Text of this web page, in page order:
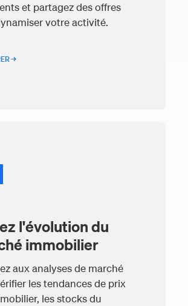
et partagez des offres
votre activité.
→
l'évolution du
immobilier
aux analyses de marché
les tendances de prix
les stocks du